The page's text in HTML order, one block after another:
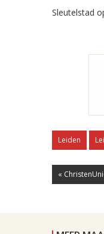
Sleutelstad
Leiden
«